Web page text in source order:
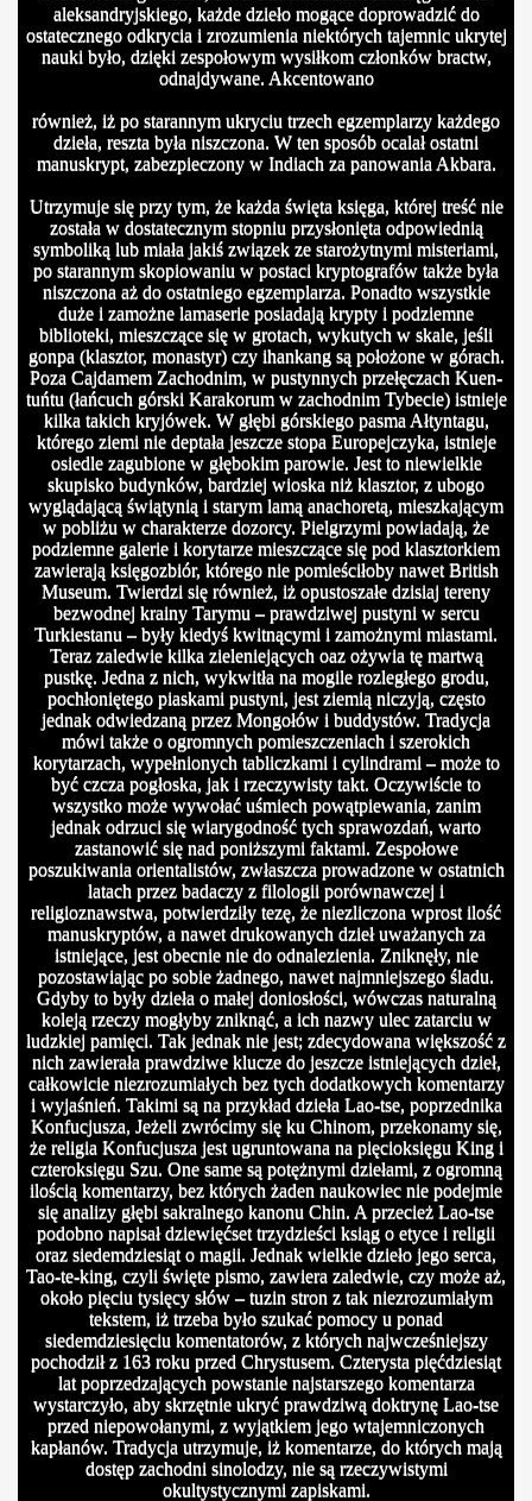
aleksandryjskiego, każde dzieło mogące doprowadzić do
ostatecznego odkrycia i zrozumienia niektórych tajemnic ukrytej
nauki było, dzięki zespołowym wysiłkom członków bractw,
odnajdywane. Akcentowano
również, iż po starannym ukryciu trzech egzemplarzy każdego
dzieła, reszta była niszczona. W ten sposób ocalał ostatni
manuskrypt, zabezpieczony w Indiach za panowania Akbara.
Utrzymuje się przy tym, że każda święta księga, której treść nie
została w dostatecznym stopniu przysłonięta odpowiednią
symboliką lub miała jakiś związek ze starożytnymi misteriami,
po starannym skopiowaniu w postaci kryptografów także była
niszczona aż do ostatniego egzemplarza. Ponadto wszystkie
duże i zamożne lamaserie posiadają krypty i podziemne
biblioteki, mieszczące się w grotach, wykutych w skale, jeśli
gonpa (klasztor, monastyr) czy ihankang są położone w górach.
Poza Cajdamem Zachodnim, w pustynnych przełęczach Kuen-
tuńtu (łańcuch górski Karakorum w zachodnim Tybecie) istnieje
kilka takich kryjówek. W głębi górskiego pasma Ałtyntagu,
którego ziemi nie deptała jeszcze stopa Europejczyka, istnieje
osiedle zagubione w głębokim parowie. Jest to niewielkie
skupisko budynków, bardziej wioska niż klasztor, z ubogo
wyglądającą świątynią i starym lamą anachoretą, mieszkającym
w pobliżu w charakterze dozorcy. Pielgrzymi powiadają, że
podziemne galerie i korytarze mieszczące się pod klasztorkiem
zawierają księgozbiór, którego nie pomieściłoby nawet British
Museum. Twierdzi się również, iż opustoszałe dzisiaj tereny
bezwodnej krainy Tarymu – prawdziwej pustyni w sercu
Turkiestanu – były kiedyś kwitnącymi i zamożnymi miastami.
Teraz zaledwie kilka zieleniejących oaz ożywia tę martwą
pustkę. Jedna z nich, wykwitła na mogile rozległego grodu,
pochłoniętego piaskami pustyni, jest ziemią niczyją, często
jednak odwiedzaną przez Mongołów i buddystów. Tradycja
mówi także o ogromnych pomieszczeniach i szerokich
korytarzach, wypełnionych tabliczkami i cylindrami – może to
być czcza pogłoska, jak i rzeczywisty takt. Oczywiście to
wszystko może wywołać uśmiech powątpiewania, zanim
jednak odrzuci się wiarygodność tych sprawozdań, warto
zastanowić się nad poniższymi faktami. Zespołowe
poszukiwania orientalistów, zwłaszcza prowadzone w ostatnich
latach przez badaczy z filologii porównawczej i
religioznawstwa, potwierdziły tezę, że niezliczona wprost ilość
manuskryptów, a nawet drukowanych dzieł uważanych za
istniejące, jest obecnie nie do odnalezienia. Zniknęły, nie
pozostawiając po sobie żadnego, nawet najmniejszego śladu.
Gdyby to były dzieła o małej doniosłości, wówczas naturalną
koleją rzeczy mogłyby zniknąć, a ich nazwy ulec zatarciu w
ludzkiej pamięci. Tak jednak nie jest; zdecydowana większość z
nich zawierała prawdziwe klucze do jeszcze istniejących dzieł,
całkowicie niezrozumiałych bez tych dodatkowych komentarzy
i wyjaśnień. Takimi są na przykład dzieła Lao-tse, poprzednika
Konfucjusza, Jeżeli zwrócimy się ku Chinom, przekonamy się,
że religia Konfucjusza jest ugruntowana na pięcioksięgu King i
czteroksięgu Szu. One same są potężnymi dziełami, z ogromną
ilością komentarzy, bez których żaden naukowiec nie podejmie
się analizy głębi sakralnego kanonu Chin. A przecież Lao-tse
podobno napisał dziewięćset trzydzieści ksiąg o etyce i religii
oraz siedemdziesiąt o magii. Jednak wielkie dzieło jego serca,
Tao-te-king, czyli święte pismo, zawiera zaledwie, czy może aż,
około pięciu tysięcy słów – tuzin stron z tak niezrozumiałym
tekstem, iż trzeba było szukać pomocy u ponad
siedemdziesięciu komentatorów, z których najwcześniejszy
pochodził z 163 roku przed Chrystusem. Czterysta pięćdziesiąt
lat poprzedzających powstanie najstarszego komentarza
wystarczyło, aby skrzętnie ukryć prawdziwą doktrynę Lao-tse
przed niepowołanymi, z wyjątkiem jego wtajemniczonych
kapłanów. Tradycja utrzymuje, iż komentarze, do których mają
dostęp zachodni sinolodzy, nie są rzeczywistymi
okultystycznymi zapiskami.